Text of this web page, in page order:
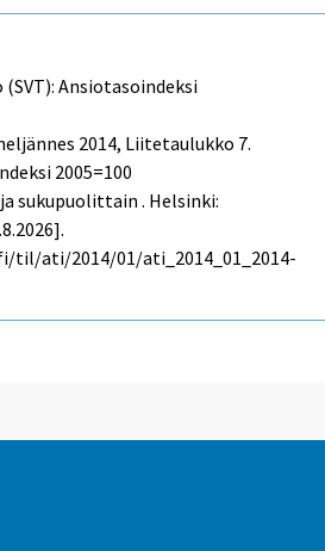
Ansiotasoindeksi
2014, Liitetaulukko 7.
2005=100
sukupuolittain . Helsinki:
til/ati/2014/01/ati_2014_01_2014-